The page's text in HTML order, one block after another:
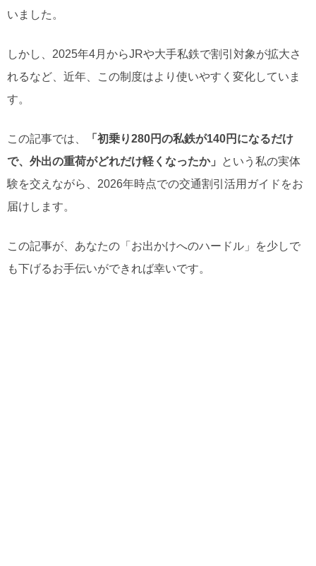
いました。
しかし、2025年4月からJRや大手私鉄で割引対象が拡大さ
れるなど、近年、この制度はより使いやすく変化していま
す。
この記事では、
「初乗り280円の私鉄が140円になるだけ
で、外出の重荷がどれだけ軽くなったか」
という私の実体
験を交えながら、2026年時点での交通割引活用ガイドをお
届けします。
この記事が、あなたの「お出かけへのハードル」を少しで
も下げるお手伝いができれば幸いです。